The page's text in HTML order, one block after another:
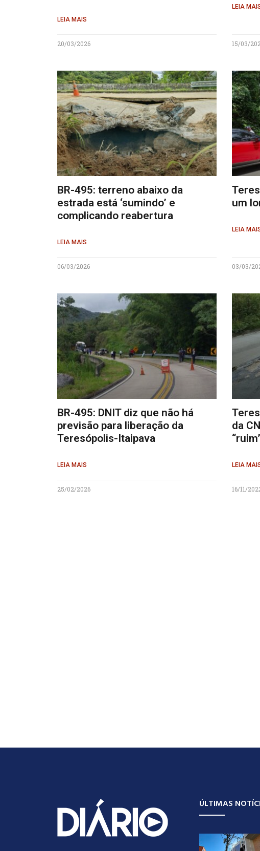
LEIA MAIS
20/03/2026
LEIA
15/03/
BR-495: terreno abaixo da
estrada está ‘sumindo’ e
complicando reabertura
LEIA MAIS
06/03/2026
um
LEIA
03/03/
BR-495: DNIT diz que não há
previsão para liberação da
Teresópolis-Itaipava
LEIA MAIS
25/02/2026
da
LEIA
16/11/
ÚLTIMAS